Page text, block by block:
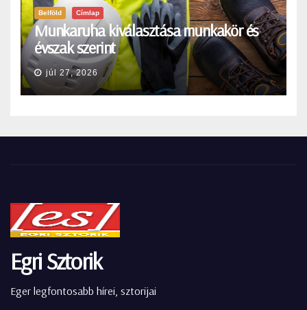
Belföld Címlap
Munkaruha kiválasztása munkakör és
évszak szerint
júl 27, 2026
Egri Sztorik
Eger legfontosabb hírei, sztorijai